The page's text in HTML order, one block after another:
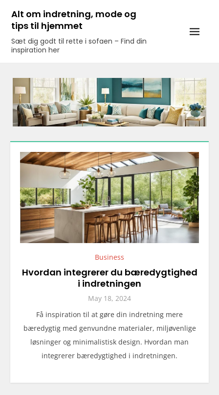
content
Alt om indretning, mode og
tips til hjemmet
Sæt dig godt til rette i sofaen – Find din
inspiration her
Business
Hvordan integrerer du bæredygtighed
i indretningen
May 18, 2024
Få inspiration til at gøre din indretning mere
bæredygtig med genvundne materialer, miljøvenlige
løsninger og minimalistisk design. Hvordan man
integrerer bæredygtighed i indretningen.